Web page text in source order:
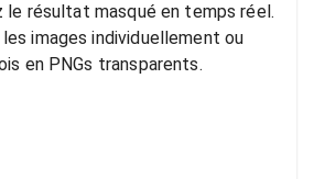
le résultat masqué en temps réel.
images individuellement ou
en PNGs transparents.